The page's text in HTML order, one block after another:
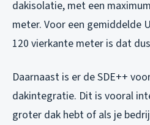
dakisolatie, met een
meter. Voor een gemiddelde
120 vierkante meter is dat
Daarnaast is er de SDE++
dakintegratie. Dit is vooral
groter dak hebt of als je